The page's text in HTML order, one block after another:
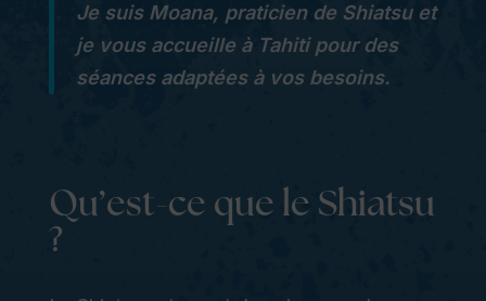
Je suis Moana, praticien de Shiatsu et
je vous accueille à Tahiti pour des
séances adaptées à vos besoins.
Qu’est-ce que le Shiatsu
?